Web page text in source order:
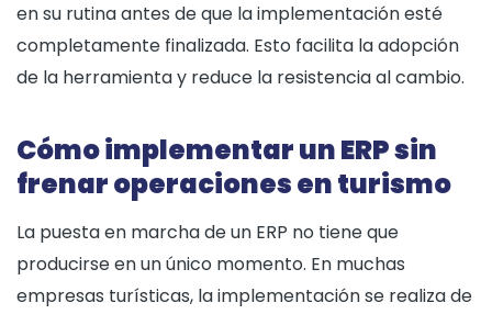
en su rutina antes de que la implementación esté
completamente finalizada. Esto facilita la adopción
de la herramienta y reduce la resistencia al cambio.
Cómo implementar un ERP sin
frenar operaciones en turismo
La puesta en marcha de un ERP no tiene que
producirse en un único momento. En muchas
empresas turísticas, la implementación se realiza de